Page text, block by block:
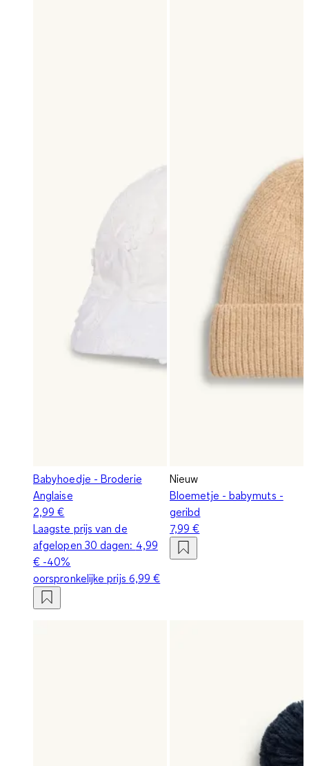
Babyhoedje - Broderie
Anglaise
2,99 €
Laagste prijs van de
afgelopen 30 dagen: 4,99
€ -40%
oorspronkelijke prijs 6,99 €
Nieuw
Bloemetje - babymuts -
geribd
7,99 €